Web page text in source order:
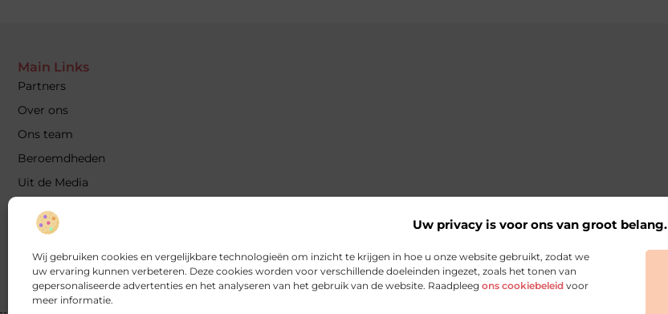
Uw privacy is voor ons van groot belang.
Wij gebruiken cookies en vergelijkbare technologieën om inzicht te krijgen in hoe u onze website gebruikt, zodat we
uw ervaring kunnen verbeteren. Deze cookies worden voor verschillende doeleinden ingezet, zoals het tonen van
gepersonaliseerde advertenties en het analyseren van het gebruik van de website. Raadpleeg ons cookiebeleid voor
meer informatie.
Main Links
Partners
Over ons
Ons team
Beroemdheden
Uit de Media
Aanmelden
Website linkbuilding: hoe je jouw website hoger in Google krijgt
Verdien geld met je website: zo maak je je site winstgevend